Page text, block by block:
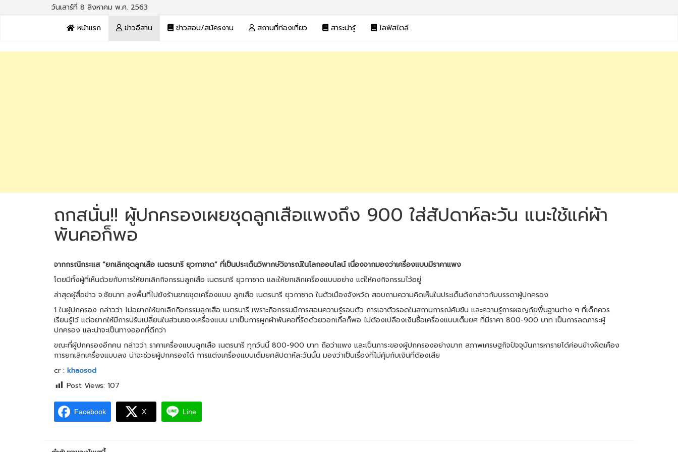
วันเสาร์ที่ 8 สิงหาคม พ.ศ. 2563
หน้าแรก
ข่าวอีสาน ข่าวสอบ/สมัครงาน สถานที่ท่องเที่ยว สาระน่ารู้ ไลฟ์สไตล์
ถกสนั่น!! ผู้ปกครองเผยชุดลูกเสือแพงถึง 900 ใส่สัปดาห์ละวัน แนะใช้แค่ผ้า
พันคอก็พอ
จากกรณีกระแส “ยกเลิกชุดลูกเสือ เนตรนารี ยุวกาชาด” ที่เป็นประเด็นวิพากษ์วิจารณ์ในโลกออนไลน์ เนื่องจากมองว่าเครื่องแบบมีราคาแพง
โดยมีทั้งผู้ที่เห็นด้วยกับการให้ยกเลิกกิจกรรมลูกเสือ เนตรนารี ยุวกาชาด และให้ยกเลิกเครื่องแบบอย่าง แต่ให้คงกิจกรรมไว้อยู่
ล่าสุดผู้สื่อข่าว จ.ชัยนาท ลงพื้นที่ไปยังร้านขายชุดเครื่องแบบ ลูกเสือ เนตรนารี ยุวกาชาด ในตัวเมืองจังหวัด สอบถามความคิดเห็นในประเด็นดังกล่าวกับบรรดาผู้ปกครอง
1 ในผู้ปกครอง กล่าวว่า ไม่อยากให้ยกเลิกกิจกรรมลูกเสือ เนตรนารี เพราะกิจกรรมมีการสอนความรู้รอบตัว การเอาตัวรอดในสถานการณ์คับขัน และความรู้การผจญภัยพื้นฐานต่าง ๆ ที่เด็กควร
เรียนรู้ไว้ แต่อยากให้มีการปรับเปลี่ยนในส่วนของเครื่องแบบ มาเป็นการผูกผ้าพันคอที่รัดด้วยวอกเกิ้ลก็พอ ไม่ต้องเปลืองเงินซื้อเครื่องแบบเต็มยศ ที่มีราคา 800-900 บาท เป็นการลดภาระผู้
ปกครอง และน่าจะเป็นทางออกที่ดีกว่า
ขณะที่ผู้ปกครองอีกคน กล่าวว่า ราคาเครื่องแบบลูกเสือ เนตรนารี ทุกวันนี้ 800-900 บาท ถือว่าแพง และเป็นภาระของผู้ปกครองอย่างมาก สภาพเศรษฐกิจปัจจุบันการหารายได้ค่อนข้างฝืดเคือง
การยกเลิกเครื่องแบบลง น่าจะช่วยผู้ปกครองได้ การแต่งเครื่องแบบเต็มยศสัปดาห์ละวันนั้น มองว่าเป็นเรื่องที่ไม่คุ้มกับเงินที่ต้องเสีย
cr : khaosod
Post Views: 107
Facebook X Line